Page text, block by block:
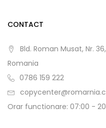
CONTACT
Bld. Roman Musat, Nr.
Romania
0786 159 222
Orar functionare: 07:00 -